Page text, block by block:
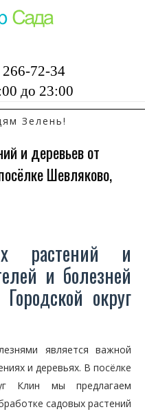
72-34
до 23:00
Зелень!
и деревьев от
Шевляково,
растений и
и болезней
округ
является важной
и деревьях. В посёлке
Клин мы предлагаем
садовых растений